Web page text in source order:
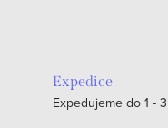
Expedice
Expedujeme do 1 -